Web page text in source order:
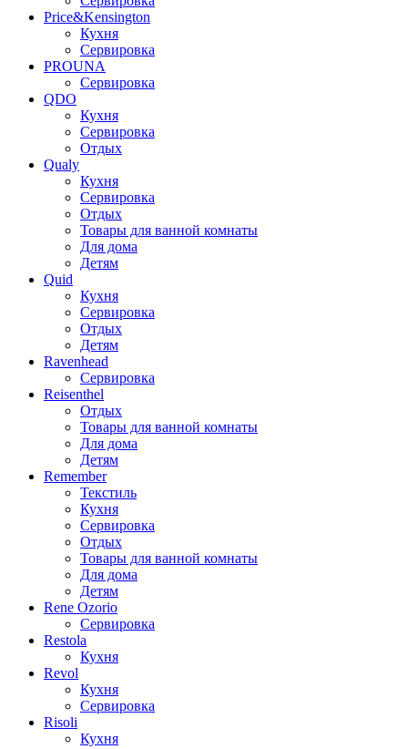
Price&Kensington
Кухня
Сервировка
PROUNA
Сервировка
QDO
Кухня
Сервировка
Отдых
Qualy
Кухня
Сервировка
Отдых
Товары для ванной комнаты
Для дома
Детям
Quid
Кухня
Сервировка
Отдых
Детям
Ravenhead
Сервировка
Reisenthel
Отдых
Товары для ванной комнаты
Для дома
Детям
Remember
Текстиль
Кухня
Сервировка
Отдых
Товары для ванной комнаты
Для дома
Детям
Rene Ozorio
Сервировка
Restola
Кухня
Revol
Кухня
Сервировка
Risoli
Кухня